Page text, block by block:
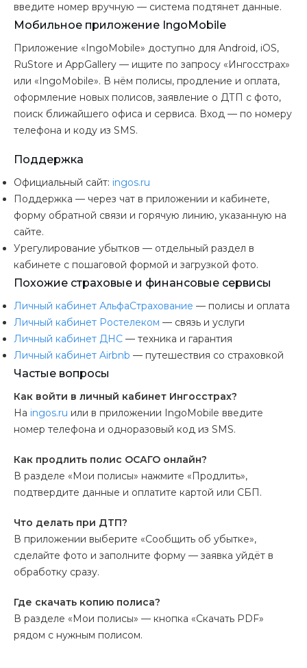
введите номер вручную — система подтянет данные.
Мобильное приложение IngoMobile
Приложение «IngoMobile» доступно для Android, iOS,
RuStore и AppGallery — ищите по запросу «Ингосстрах»
или «IngoMobile». В нём полисы, продление и оплата,
оформление новых полисов, заявление о ДТП с фото,
поиск ближайшего офиса и сервиса. Вход — по номеру
телефона и коду из SMS.
Поддержка
Официальный сайт: ingos.ru
Поддержка — через чат в приложении и кабинете,
форму обратной связи и горячую линию, указанную на
сайте.
Урегулирование убытков — отдельный раздел в
кабинете с пошаговой формой и загрузкой фото.
Похожие страховые и финансовые сервисы
Личный кабинет АльфаСтрахование — полисы и оплата
Личный кабинет Ростелеком — связь и услуги
Личный кабинет ДНС — техника и гарантия
Личный кабинет Airbnb — путешествия со страховкой
Частые вопросы
Как войти в личный кабинет Ингосстрах?
На ingos.ru или в приложении IngoMobile введите
номер телефона и одноразовый код из SMS.
Как продлить полис ОСАГО онлайн?
В разделе «Мои полисы» нажмите «Продлить»,
подтвердите данные и оплатите картой или СБП.
Что делать при ДТП?
В приложении выберите «Сообщить об убытке»,
сделайте фото и заполните форму — заявка уйдёт в
обработку сразу.
Где скачать копию полиса?
В разделе «Мои полисы» — кнопка «Скачать PDF»
рядом с нужным полисом.